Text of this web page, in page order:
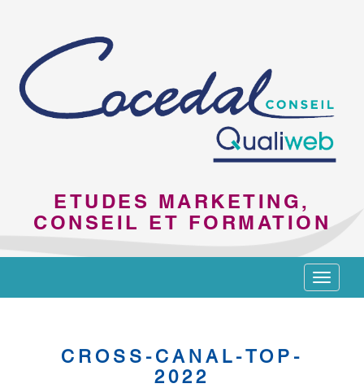
ETUDES MARKETING,
CONSEIL ET FORMATION
Toggle
CROSS-CANAL-TOP-
2022